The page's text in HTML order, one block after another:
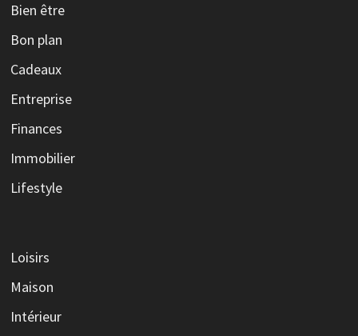
Bien être
Bon plan
Cadeaux
Entreprise
Finances
Immobilier
Lifestyle
Loisirs
Maison
Intérieur